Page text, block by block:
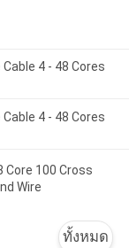
4 - 48 Cores
4 - 48 Cores
100 Cross
Wire
ทั้งหมด